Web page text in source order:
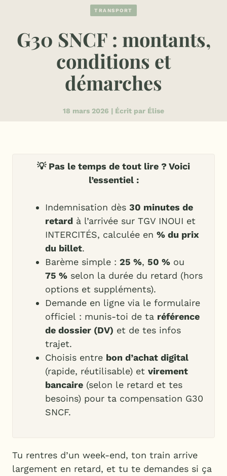
TRANSPORT
G30 SNCF : montants,
conditions et
démarches
18 mars 2026 | Écrit par Élise
💡 Pas le temps de tout lire ? Voici
l’essentiel :
Indemnisation dès 30 minutes de
retard à l’arrivée sur TGV INOUI et
INTERCITÉS, calculée en % du prix
du billet.
Barème simple : 25 %, 50 % ou
75 % selon la durée du retard (hors
options et suppléments).
Demande en ligne via le formulaire
officiel : munis-toi de ta référence
de dossier (DV) et de tes infos
trajet.
Choisis entre bon d’achat digital
(rapide, réutilisable) et virement
bancaire (selon le retard et tes
besoins) pour ta compensation G30
SNCF.
Tu rentres d’un week-end, ton train arrive
largement en retard, et tu te demandes si ça